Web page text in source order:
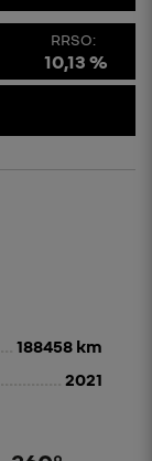
RRSO:
10,13 %
188458 km
2021